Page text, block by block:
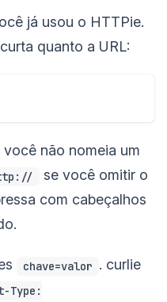
já usou o HTTPie.
quanto a URL:
não nomeia um
se você omitir o
com cabeçalhos
chave=valor . curlie
Type: